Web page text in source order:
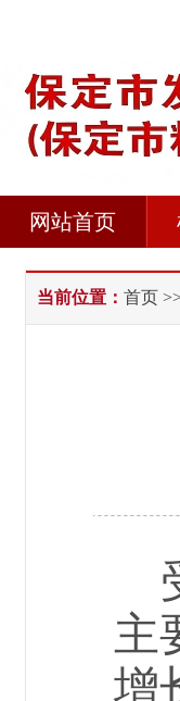
网站首页
当前位置： 首页
主
增